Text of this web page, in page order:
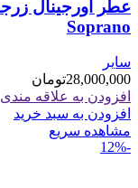
Soprano
سایر
28,000,000تومان
افزودن به علاقه مندی
افزودن به سبد خرید
مشاهده سریع
-12%